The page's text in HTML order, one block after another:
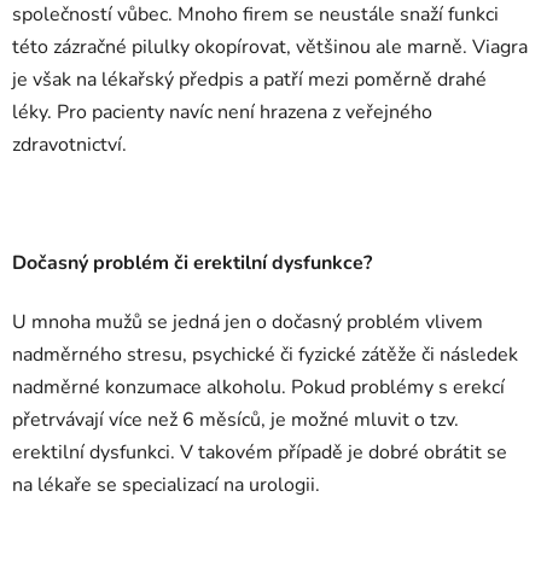
společností vůbec. Mnoho firem se neustále snaží funkci
této zázračné pilulky okopírovat, většinou ale marně. Viagra
je však na lékařský předpis a patří mezi poměrně drahé
léky. Pro pacienty navíc není hrazena z veřejného
zdravotnictví.
Dočasný problém či erektilní dysfunkce?
U mnoha mužů se jedná jen o dočasný problém vlivem
nadměrného stresu, psychické či fyzické zátěže či následek
nadměrné konzumace alkoholu. Pokud problémy s erekcí
přetrvávají více než 6 měsíců, je možné mluvit o tzv.
erektilní dysfunkci. V takovém případě je dobré obrátit se
na lékaře se specializací na urologii.